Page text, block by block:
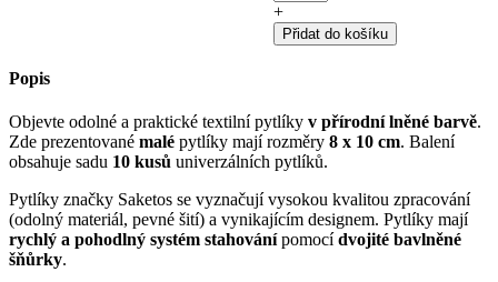
+
Přidat do košíku
Popis
Objevte odolné a praktické textilní pytlíky v přírodní lněné barvě.
Zde prezentované malé pytlíky mají rozměry 8 x 10 cm. Balení
obsahuje sadu 10 kusů univerzálních pytlíků.
Pytlíky značky Saketos se vyznačují vysokou kvalitou zpracování
(odolný materiál, pevné šití) a vynikajícím designem. Pytlíky mají
rychlý a pohodlný systém stahovánípomocídvojité bavlněné
šňůrky.